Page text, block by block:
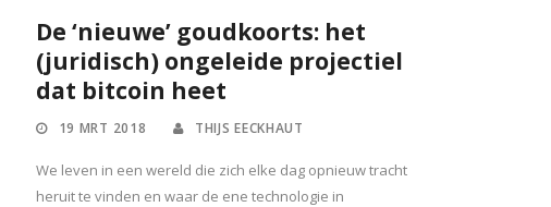
De ‘nieuwe’ goudkoorts: het
(juridisch) ongeleide projectiel
dat bitcoin heet
19 MRT 2018 THIJS EECKHAUT
We leven in een wereld die zich elke dag opnieuw tracht
heruit te vinden en waar de ene technologie in